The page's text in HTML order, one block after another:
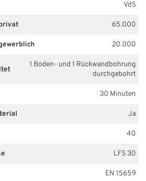
VdS
65.000
20.000
1 Boden- und 1 Rückwandbohrung
durchgebohrt
30 Minuten
Ja
40
LFS 30
EN 15659